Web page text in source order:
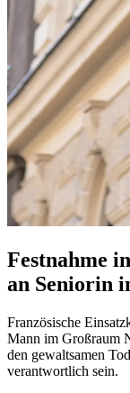
Festnahme
an Seniorin
Französische
Mann im Großraum
den gewaltsamen
verantwortlich sein.